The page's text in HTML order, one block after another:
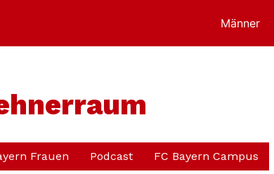
Männer
Frauen Podcast FC Bayern Campus